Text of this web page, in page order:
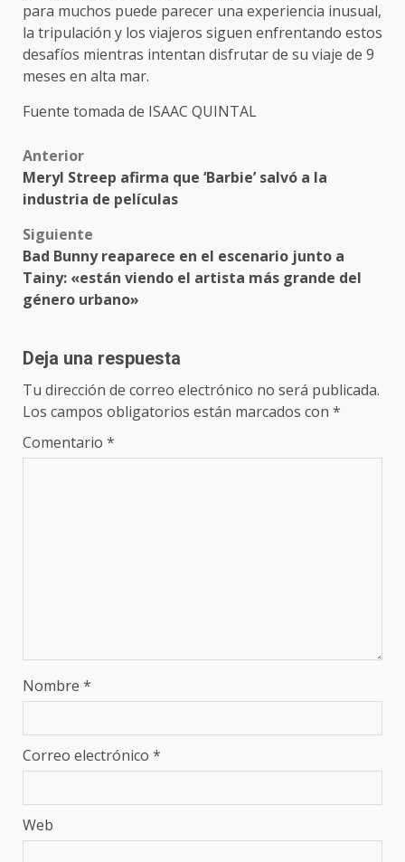
para muchos puede parecer una experiencia inusual,
la tripulación y los viajeros siguen enfrentando estos
desafíos mientras intentan disfrutar de su viaje de 9
meses en alta mar.
Fuente tomada de ISAAC QUINTAL
Post
navigation
Anterior
Meryl Streep afirma que ‘Barbie’ salvó a la
industria de películas
Siguiente
Bad Bunny reaparece en el escenario junto a
Tainy: «están viendo el artista más grande del
género urbano»
Deja una respuesta
Tu dirección de correo electrónico no será publicada.
Los campos obligatorios están marcados con *
Comentario *
Nombre *
Correo electrónico *
Web